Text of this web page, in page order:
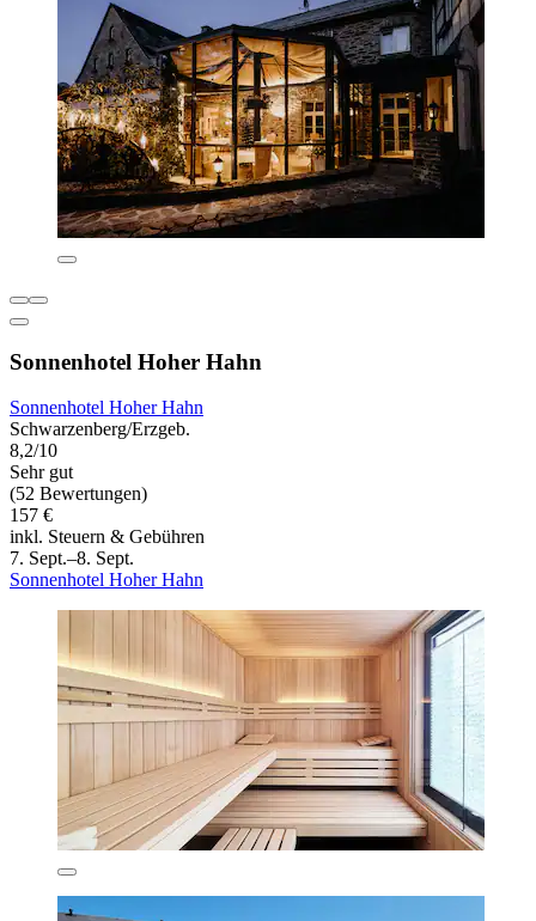
Sonnenhotel Hoher Hahn
Sonnenhotel Hoher Hahn
Schwarzenberg/Erzgeb.
8,2/10
Sehr gut
(52 Bewertungen)
157 €
inkl. Steuern & Gebühren
7. Sept.–8. Sept.
Sonnenhotel Hoher Hahn